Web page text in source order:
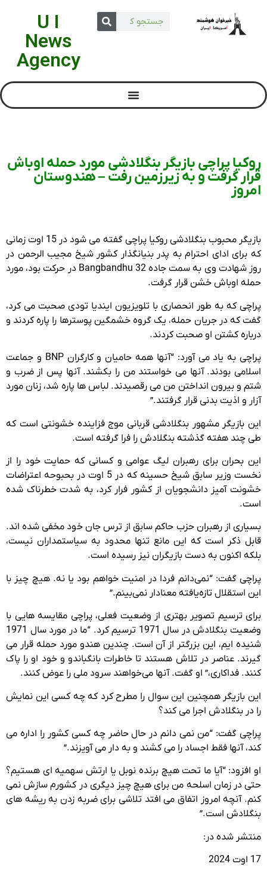
U I
News
Agency
روکیا پراچی بازیگر بنگلادشی مورد حمله اوباش
قرار گرفت و به زیرزمین رفت – هندوستان
امروز
بازیگر محبوب بنگلادشی روکیا پراچی گفته می شود در 15 اوت زمانی
که برای ادای احترام به پدر بنیانگذار کشور شیخ مجیب الرحمن در
روز شهادت وی به سمت جاده 32 Bangbandhu در حرکت بود، مورد
حمله اوباش خشن قرار گرفت.
پراچی که به طور انحصاری با تلویزیون ایندیا تودی صحبت می کرد،
گفت که در جریان حمله، یک گروه خشمگین پوسترها را پاره کردند و
درباره کشتن او صحبت کردند.
پراچی به یاد می آورد: “آنها همه حامیان و کارگران BNP و جماعت
اسلامی بودند. آنها می خواستند من را بکشند. آنها پس از ضرب و
شتم و بیرون انداختن من می رقصیدند. لباس ها پاره شد، زنان مورد
آزار و اذیت بدنی قرار گرفتند.”
این بازیگر مشهور بنگلادشی قربانی موج فزاینده خشونتی است که
طی چند هفته گذشته بنگلادش را فرا گرفته است.
این بحران برای رهبران لیگ عوامی و کسانی که حمایت خود را از
نخست وزیر سابق شیخ حسینه که در 5 اوت در بحبوحه اعتراضات
خشونت آمیز دانشجویان از کشور فرار کرد، به شدت خطرناک شده
است.
بسیاری از رهبران حزب حاکم سابق از ترس جان خود مخفی شده اند.
قابل ذکر است که این مانع تنها محدود به سیاستمداران نیست،
بلکه اکنون به دست بازیگران نیز رسیده است.
پراچی گفت: “نمی‌دانم فردا در امنیت خواهم بود یا نه. هیچ چیز با
این استقلال تازه‌یافته معنادار نمی‌بینم.”
برای ترسیم تصویر بهتری از وضعیت فعلی، پراچی مقایسه هایی با
وضعیت بنگلادش در سال 1971 ترسیم کرد. “ما در مورد سال 1971
شنیده ایم، این بزرگتر از آن است. چندین هندو مورد حمله قرار می
گیرند. عناصر در تلاش هستند تا خاطرات بانگباندو و خود او را پاک
کنند. فداکاری،” او گفت. آنها می‌خواهند سرود ملی را عوض کنند.
این بازیگر همچنین این سوال را مطرح کرد که چه کسی این نمایش
را در بنگلادش اجرا می کند؟
پراچی گفت: “من نمی دانم در حال حاضر چه کسی کشور را اداره می
کند، آنها فقط اجساد را می کشند و به دار می آویزند.”
او افزود: “آیا ما تحت هیچ برنده نوبل یا ارتش سهمیه ای هستیم؟
حتی در زمان اسلحه من برای هیچ چیز دیگری در کشورم سازش نمی
کنم. آنچه امروز اتفاق می افتد تلاشی برای ضربه زدن به ریشه های
بنگلادش است.”
منتشر شده در:
17 اوت 2024